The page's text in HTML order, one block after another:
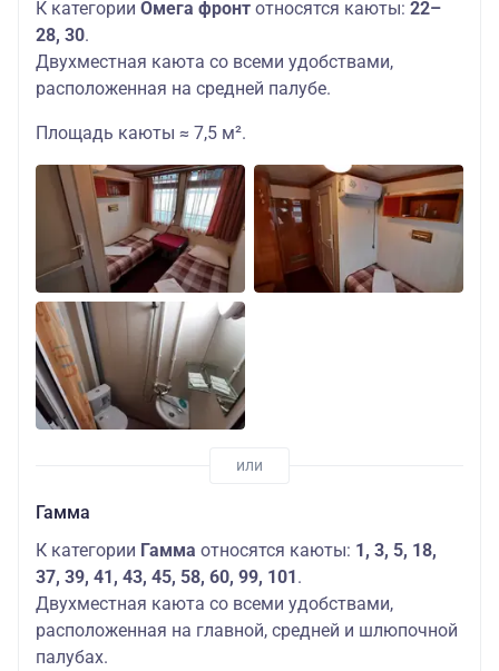
К категории Омега фронт относятся каюты: 22–
28, 30.
Двухместная каюта со всеми удобствами,
расположенная на средней палубе.
Площадь каюты ≈ 7,5 м².
Гамма
К категории Гамма относятся каюты: 1, 3, 5, 18,
37, 39, 41, 43, 45, 58, 60, 99, 101.
Двухместная каюта со всеми удобствами,
расположенная на главной, средней и шлюпочной
палубах.